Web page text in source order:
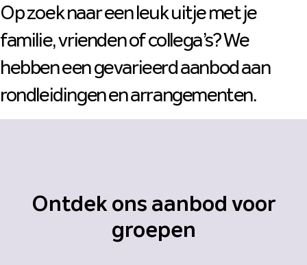
Op zoek naar een leuk uitje met je
familie, vrienden of collega’s? We
hebben een gevarieerd aanbod aan
rondleidingen en arrangementen.
Ontdek ons aanbod voor
groepen